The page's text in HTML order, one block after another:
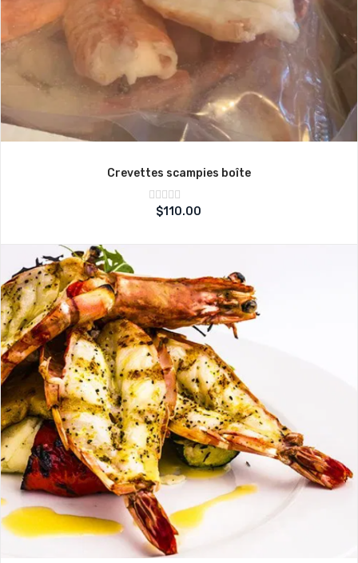
Crevettes scampies boîte
Note
sur
$110.00